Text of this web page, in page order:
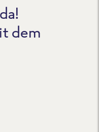
dem